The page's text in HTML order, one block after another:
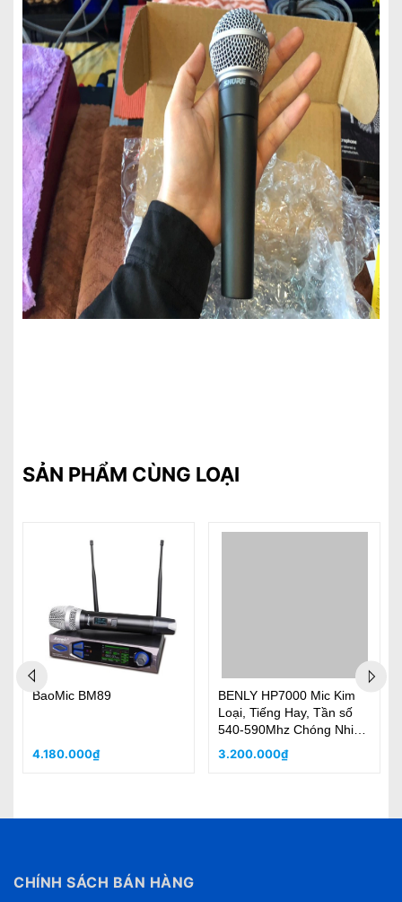
SẢN PHẨM CÙNG LOẠI
BaoMic BM89
4.180.000₫
BENLY HP7000 Mic Kim
Loại, Tiếng Hay, Tần số
540-590Mhz Chóng Nhiễu
Cao, Sóng Mạnh
3.200.000₫
CHÍNH SÁCH BÁN HÀNG